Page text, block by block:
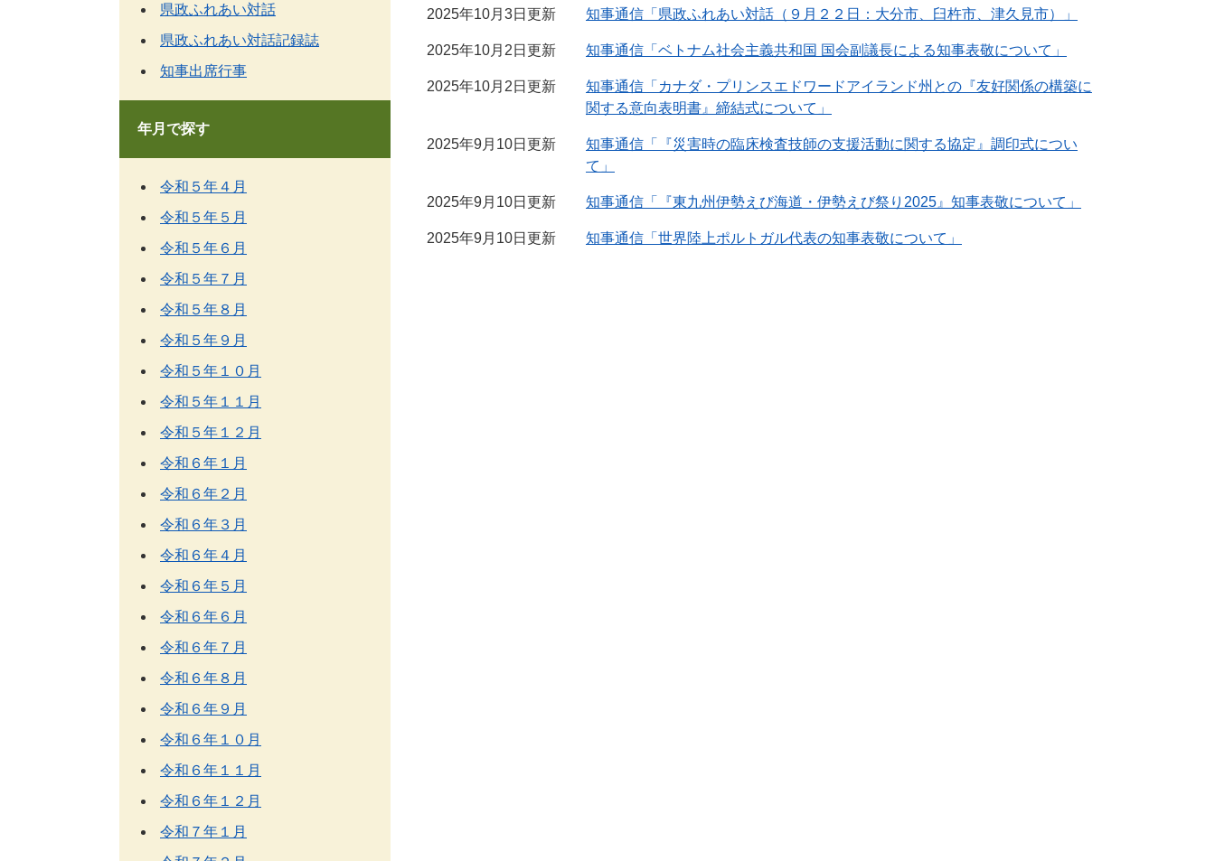
2025年10月3日更新 知事通信「県政ふれあい対話（９月２２日：大分市、臼杵市、津久見市）」
2025年10月2日更新 知事通信「ベトナム社会主義共和国 国会副議長による知事表敬について」
2025年10月2日更新
知事通信「カナダ・プリンスエドワードアイランド州との『友好関係の構築に
関する意向表明書』締結式について」
2025年9月10日更新
知事通信「『災害時の臨床検査技師の支援活動に関する協定』調印式につい
て」
2025年9月10日更新 知事通信「『東九州伊勢えび海道・伊勢えび祭り2025』知事表敬について」
2025年9月10日更新 知事通信「世界陸上ポルトガル代表の知事表敬について」
県政ふれあい対話
県政ふれあい対話記録誌
知事出席行事
年月で探す
令和５年４月
令和５年５月
令和５年６月
令和５年７月
令和５年８月
令和５年９月
令和５年１０月
令和５年１１月
令和５年１２月
令和６年１月
令和６年２月
令和６年３月
令和６年４月
令和６年５月
令和６年６月
令和６年７月
令和６年８月
令和６年９月
令和６年１０月
令和６年１１月
令和６年１２月
令和７年１月